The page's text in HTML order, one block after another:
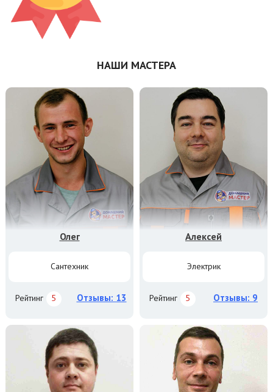
НАШИ МАСТЕРА
Олег
Сантехник
Рейтинг 5 Отзывы: 13
Алексей
Электрик
Рейтинг 5 Отзывы: 9